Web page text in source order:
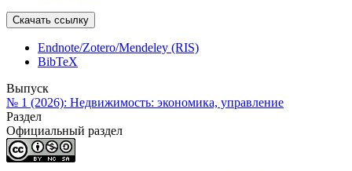
Скачать ссылку
Endnote/Zotero/Mendeley (RIS)
BibTeX
Выпуск
№ 1 (2026): Недвижимость: экономика, управление
Раздел
Официальный раздел